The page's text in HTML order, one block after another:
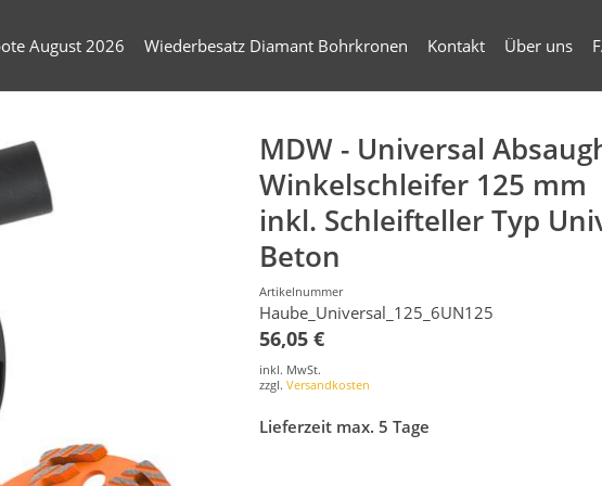
August 2026 Wiederbesatz Diamant Bohrkronen Kontakt Über uns
MDW - Universal
Winkelschleifer 125 mm
inkl. Schleifteller Typ
Beton
Artikelnummer
Haube_Universal_125_6UN125
56,05 €
inkl. MwSt.
zzgl. Versandkosten
Lieferzeit max. 5 Tage